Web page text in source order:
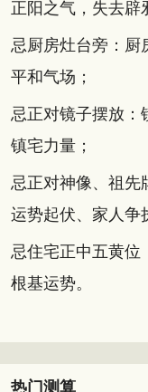
正阳之气，失去辟
忌厨房灶台旁：厨
平和气场；
忌正对镜子摆放：
镇宅力量；
忌正对神像、祖先
运势起伏、家人争
忌住宅正中五黄位
根基运势。
热门测算